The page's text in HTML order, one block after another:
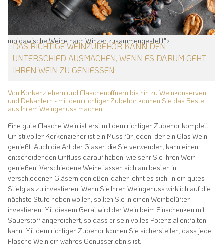
moldawische Weine nach Winzer zusammengestellt">
DAS RICHTIGE WEINZUBEHÖR KANN DEN
UNTERSCHIED AUSMACHEN, WENN ES DARUM GEHT,
IHREN WEIN ZU GENIESSEN.
Von Korkenziehern und Flaschenöffnern bis hin zu Weinkonserven
und Dekantern - mit dem richtigen Zubehör können Sie das Beste
aus Ihrem Weingenuss machen.
Eine gute Flasche Wein ist erst mit dem richtigen Zubehör komplett.
Ein stilvoller Korkenzieher ist ein Muss für jeden, der ein Glas Wein
genießt. Auch die Art der Gläser, die Sie verwenden, kann einen
entscheidenden Einfluss darauf haben, wie sehr Sie Ihren Wein
genießen. Verschiedene Weine lassen sich am besten in
verschiedenen Gläsern genießen, daher lohnt es sich, in ein gutes
Stielglas zu investieren. Wenn Sie Ihren Weingenuss wirklich auf die
nächste Stufe heben wollen, sollten Sie in einen Weinbelüfter
investieren. Mit diesem Gerät wird der Wein beim Einschenken mit
Sauerstoff angereichert, so dass er sein volles Potenzial entfalten
kann. Mit dem richtigen Zubehör können Sie sicherstellen, dass jede
Flasche Wein ein wahres Genusserlebnis ist.